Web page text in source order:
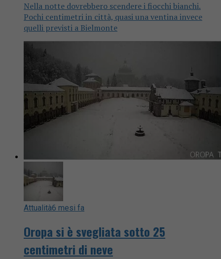
Nella notte dovrebbero scendere i fiocchi bianchi.
Pochi centimetri in città, quasi una ventina invece
quelli previsti a Bielmonte
Attualità6 mesi fa
Oropa si è svegliata sotto 25
centimetri di neve